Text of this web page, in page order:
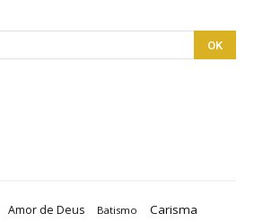
Amor de Deus Batismo Carisma